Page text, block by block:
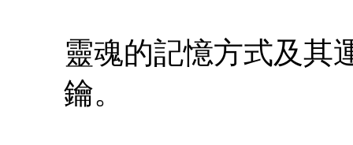
靈魂的記憶方式及其
鑰。